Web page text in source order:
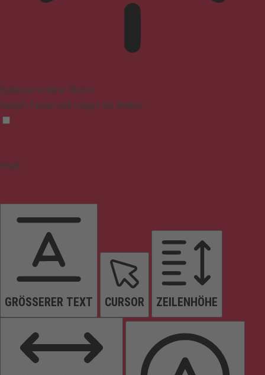
Epilepsie-sicherer Modus
Dämpft Farben und stoppt das Blinken
Inhalt
GRÖSSERER TEXT CURSOR ZEILENHÖHE